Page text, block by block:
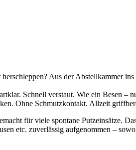
Aus der Abstellkammer
Schnell verstaut. Wie ein Besen –
Ohne Schmutzkontakt. Allzeit
für viele spontane Putzeinsätze.
etc. zuverlässig aufgenommen –